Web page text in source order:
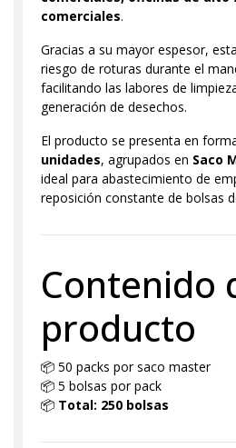
comerciales.
Gracias a su mayor espesor,
riesgo de roturas durante el
facilitando las labores de
generación de desechos.
El producto se presenta en
unidades, agrupados en Saco
ideal para abastecimiento de
reposición constante de bolsas
Contenido
producto
📦 50 packs por saco master
📦 5 bolsas por pack
📦 Total: 250 bolsas